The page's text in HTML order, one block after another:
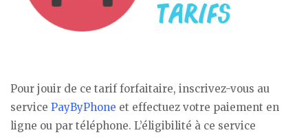
Pour jouir de ce tarif forfaitaire, inscrivez-vous au
service PayByPhone et effectuez votre paiement en
ligne ou par téléphone. L’éligibilité à ce service